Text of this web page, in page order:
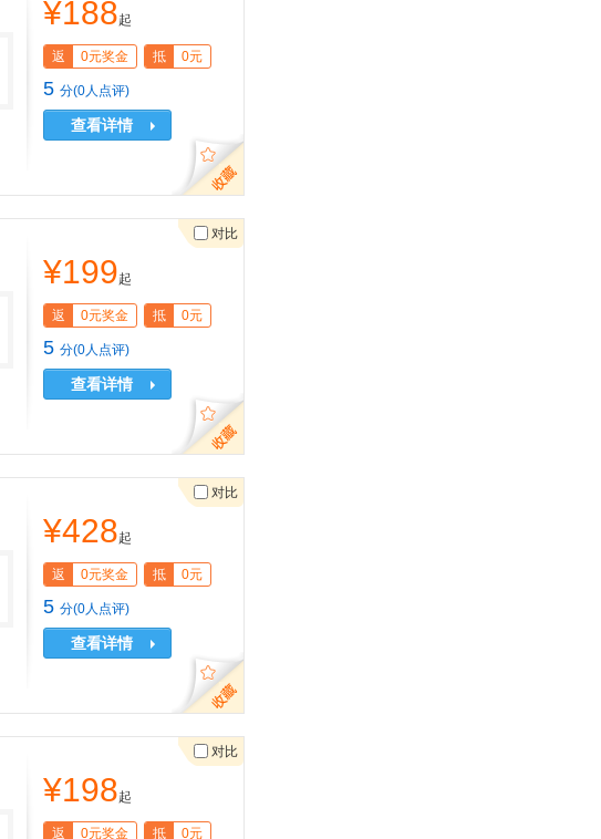
¥188起
返 0元奖金 抵 0元
5 分(0人点评)
查看详情
¥199起
返 0元奖金 抵 0元
5 分(0人点评)
查看详情
对比
¥428起
返 0元奖金 抵 0元
5 分(0人点评)
查看详情
对比
¥198起
返 0元奖金 抵 0元
对比